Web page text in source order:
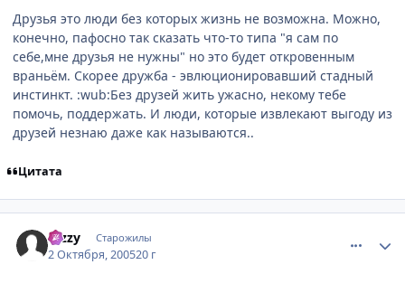
Друзья это люди без которых жизнь не возможна. Можно,
конечно, пафосно так сказать что-то типа "я сам по
себе,мне друзья не нужны" но это будет откровенным
враньём. Скорее дружба - эвлюционировавший стадный
инстинкт. :wub:Без друзей жить ужасно, некому тебе
помочь, поддержать. И люди, которые извлекают выгоду из
друзей незнаю даже как называются..
Цитата
Dizzy Старожилы
2 Октября, 200520 г